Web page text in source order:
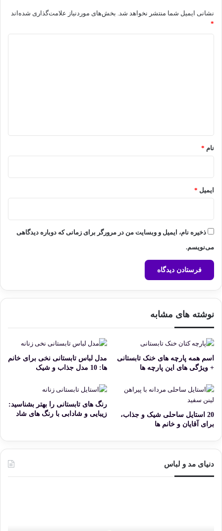
نشانی ایمیل شما منتشر نخواهد شد. بخش‌های موردنیاز علامت‌گذاری شده‌اند
*
نام *
ایمیل *
ذخیره نام، ایمیل و وبسایت من در مرورگر برای زمانی که دوباره دیدگاهی
می‌نویسم.
نوشته های مشابه
اسم همه پارچه های خنک تابستانی
+ ویژگی های این پارچه ها
مدل لباس تابستانی نخی برای خانم
ها: 10 مدل جذاب و شیک
20 استایل ساحلی شیک و جذاب،
برای آقایان و خانم ها
رنگ های تابستانی را بهتر بشناسید:
زیبایی و شادابی با رنگ های شاد
دنیای مد و لباس